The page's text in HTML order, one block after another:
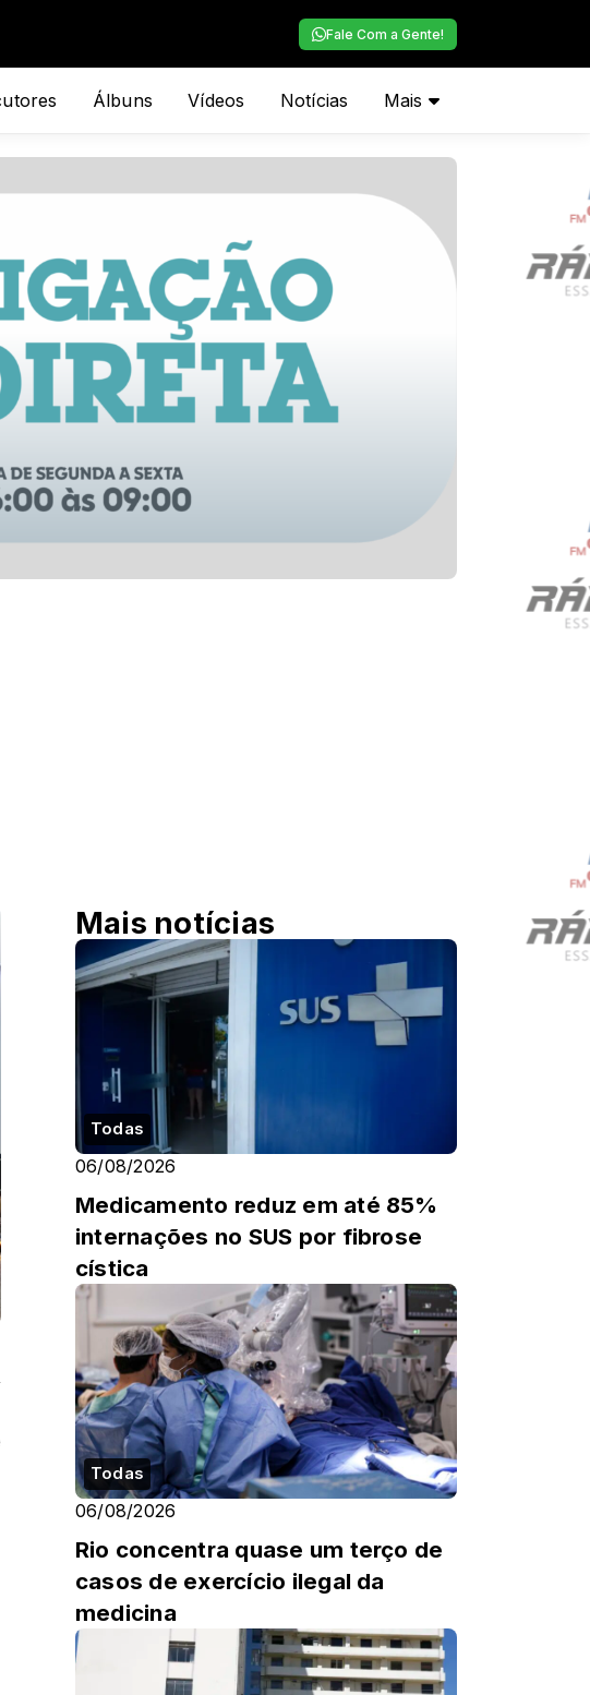
Fale Com a Gente!
Álbuns Vídeos Notícias Mais
Mais notícias
Todas
06/08/2026
Medicamento reduz em até 85%
internações no SUS por fibrose
cística
Todas
06/08/2026
Rio concentra quase um terço de
casos de exercício ilegal da
medicina